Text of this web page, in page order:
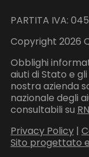
PARTITA IVA:
Copyright 2026
Obblighi
aiuti di Stato e
nostra azienda
nazionale degli
consultabili su
Privacy Policy|
Sito progettato